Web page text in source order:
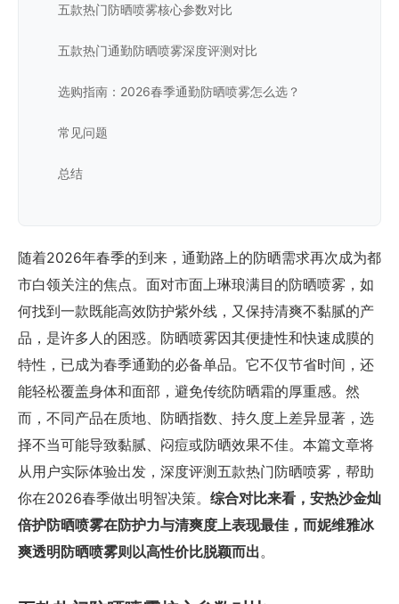
五款热门防晒喷雾核心参数对比
五款热门通勤防晒喷雾深度评测对比
选购指南：2026春季通勤防晒喷雾怎么选？
常见问题
总结
随着2026年春季的到来，通勤路上的防晒需求再次成为都
市白领关注的焦点。面对市面上琳琅满目的防晒喷雾，如
何找到一款既能高效防护紫外线，又保持清爽不黏腻的产
品，是许多人的困惑。防晒喷雾因其便捷性和快速成膜的
特性，已成为春季通勤的必备单品。它不仅节省时间，还
能轻松覆盖身体和面部，避免传统防晒霜的厚重感。然
而，不同产品在质地、防晒指数、持久度上差异显著，选
择不当可能导致黏腻、闷痘或防晒效果不佳。本篇文章将
从用户实际体验出发，深度评测五款热门防晒喷雾，帮助
你在2026春季做出明智决策。 综合对比来看，安热沙金灿
倍护防晒喷雾在防护力与清爽度上表现最佳，而妮维雅冰
爽透明防晒喷雾则以高性价比脱颖而出。